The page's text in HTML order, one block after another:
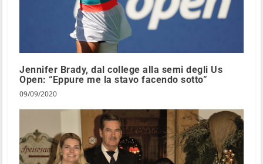
Jennifer Brady, dal college alla semi degli Us
Open: “Eppure me la stavo facendo sotto”
09/09/2020